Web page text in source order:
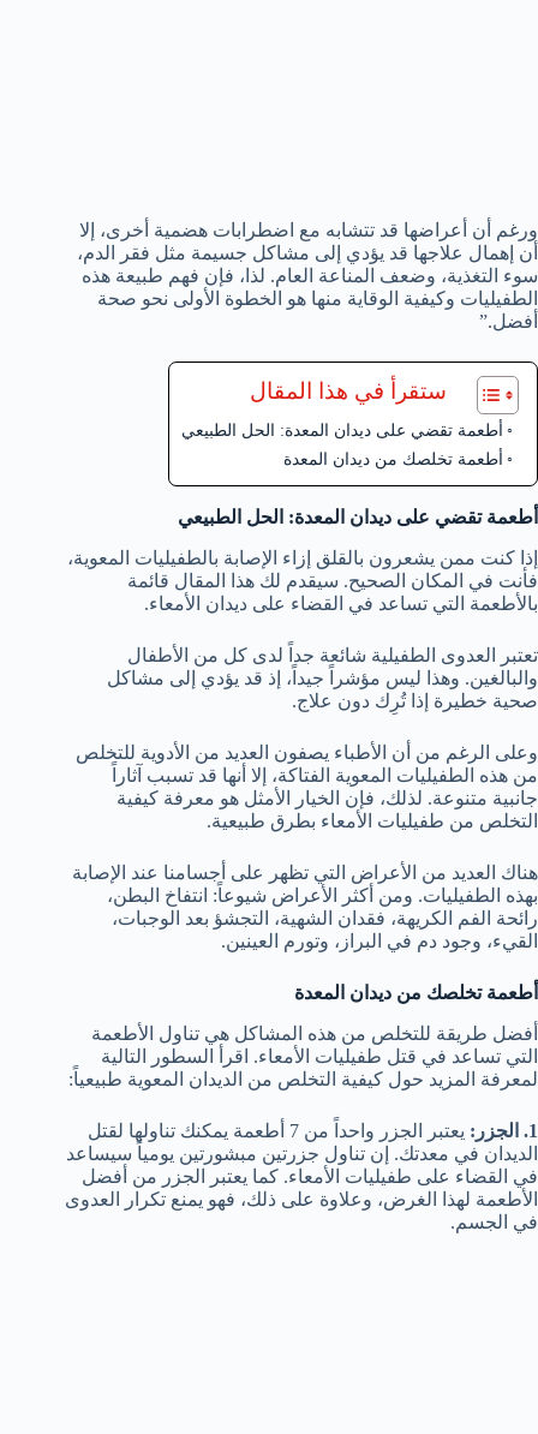
ورغم أن أعراضها قد تتشابه مع اضطرابات هضمية أخرى، إلا
أن إهمال علاجها قد يؤدي إلى مشاكل جسيمة مثل فقر الدم،
سوء التغذية، وضعف المناعة العام. لذا، فإن فهم طبيعة هذه
الطفيليات وكيفية الوقاية منها هو الخطوة الأولى نحو صحة
أفضل.”
ستقرأ في هذا المقال
أطعمة تقضي على ديدان المعدة: الحل الطبيعي
أطعمة تخلصك من ديدان المعدة
أطعمة تقضي على ديدان المعدة: الحل الطبيعي
إذا كنت ممن يشعرون بالقلق إزاء الإصابة بالطفيليات المعوية،
فأنت في المكان الصحيح. سيقدم لك هذا المقال قائمة
بالأطعمة التي تساعد في القضاء على ديدان الأمعاء.
تعتبر العدوى الطفيلية شائعة جداً لدى كل من الأطفال
والبالغين. وهذا ليس مؤشراً جيداً، إذ قد يؤدي إلى مشاكل
صحية خطيرة إذا تُرِك دون علاج.
وعلى الرغم من أن الأطباء يصفون العديد من الأدوية للتخلص
من هذه الطفيليات المعوية الفتاكة، إلا أنها قد تسبب آثاراً
جانبية متنوعة. لذلك، فإن الخيار الأمثل هو معرفة كيفية
التخلص من طفيليات الأمعاء بطرق طبيعية.
هناك العديد من الأعراض التي تظهر على أجسامنا عند الإصابة
بهذه الطفيليات. ومن أكثر الأعراض شيوعاً: انتفاخ البطن،
رائحة الفم الكريهة، فقدان الشهية، التجشؤ بعد الوجبات،
القيء، وجود دم في البراز، وتورم العينين.
أطعمة تخلصك من ديدان المعدة
أفضل طريقة للتخلص من هذه المشاكل هي تناول الأطعمة
التي تساعد في قتل طفيليات الأمعاء. اقرأ السطور التالية
لمعرفة المزيد حول كيفية التخلص من الديدان المعوية طبيعياً:
1. الجزر:
يعتبر الجزر واحداً من 7 أطعمة يمكنك تناولها لقتل
الديدان في معدتك. إن تناول جزرتين مبشورتين يومياً سيساعد
في القضاء على طفيليات الأمعاء. كما يعتبر الجزر من أفضل
الأطعمة لهذا الغرض، وعلاوة على ذلك، فهو يمنع تكرار العدوى
في الجسم.